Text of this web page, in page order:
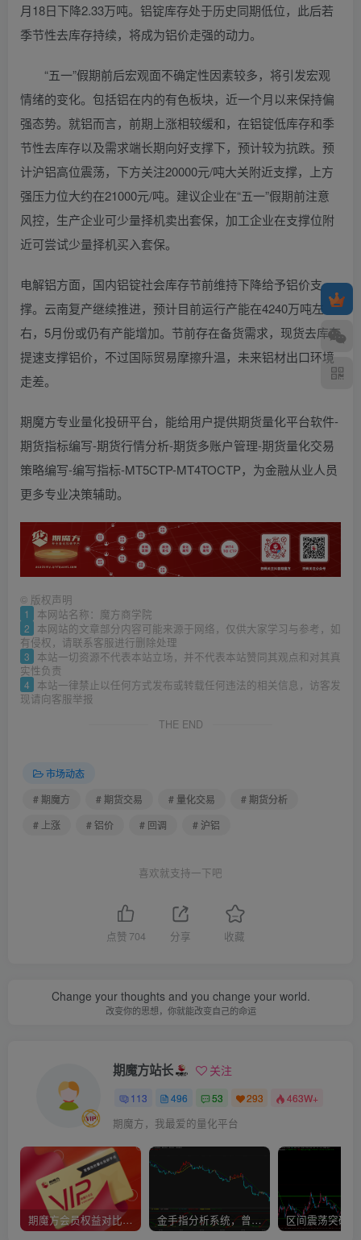
月18日下降2.33万吨。铝锭库存处于历史同期低位，此后若
季节性去库存持续，将成为铝价走强的动力。
“五一”假期前后宏观面不确定性因素较多，将引发宏观
情绪的变化。包括铝在内的有色板块，近一个月以来保持偏
强态势。就铝而言，前期上涨相较缓和，在铝锭低库存和季
节性去库存以及需求端长期向好支撑下，预计较为抗跌。预
计沪铝高位震荡，下方关注20000元/吨大关附近支撑，上方
强压力位大约在21000元/吨。建议企业在“五一”假期前注意
风控，生产企业可少量择机卖出套保，加工企业在支撑位附
近可尝试少量择机买入套保。
电解铝方面，国内铝锭社会库存节前维持下降给予铝价支
撑。云南复产继续推进，预计目前运行产能在4240万吨左
右，5月份或仍有产能增加。节前存在备货需求，现货去库存
提速支撑铝价，不过国际贸易摩擦升温，未来铝材出口环境
走差。
期魔方专业量化投研平台，能给用户提供期货量化平台软件-
期货指标编写-期货行情分析-期货多账户管理-期货量化交易
策略编写-编写指标-MT5CTP-MT4TOCTP，为金融从业人员
更多专业决策辅助。
© 版权声明
1 本网站名称：魔方商学院
2
本网站的文章部分内容可能来源于网络，仅供大家学习与参考，如
有侵权，请联系客服进行删除处理
3
本站一切资源不代表本站立场，并不代表本站赞同其观点和对其真
实性负责
4
本站一律禁止以任何方式发布或转载任何违法的相关信息，访客发
现请向客服举报
THE END
市场动态
# 期魔方
# 期货交易 # 量化交易
# 期货分析
# 上涨
# 铝价 # 回调 # 沪铝
喜欢就支持一下吧
点赞 704 分享 收藏
Change your thoughts and you change your world.
改变你的思想，你就能改变自己的命运
期魔方站长 关注
113 496 53 293 463W+
期魔方，我最爱的量化平台
期魔方会员权益对比，总有一项适合您！ 金手指分析系统，曾经市场价39800